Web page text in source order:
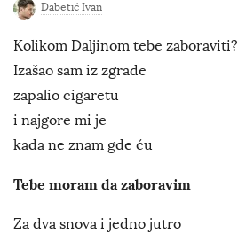
Dabetić Ivan
Kolikom Daljinom tebe zaboraviti?
Izašao sam iz zgrade
zapalio cigaretu
i najgore mi je
kada ne znam gde ću
Tebe moram da zaboravim
Za dva snova i jedno jutro